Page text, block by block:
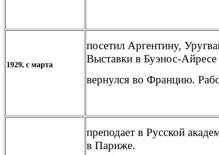
1929, с марта
посетил Аргентину,
Выставки в Буэнос-
вернулся во Францию.
преподает в Русской
в Париже.